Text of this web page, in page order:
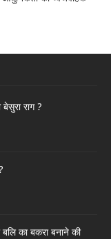
राग ?
का बकरा बनाने की